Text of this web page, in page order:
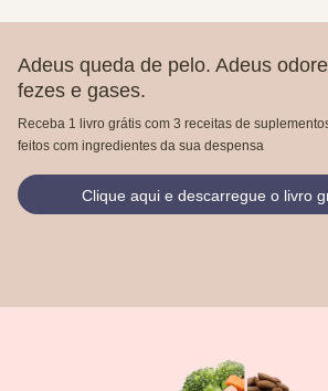
Adeus queda de pelo. Adeus
fezes e gases.
Receba 1 livro grátis com 3 receitas de
feitos com ingredientes da sua despensa
Clique aqui e descarregue o livro